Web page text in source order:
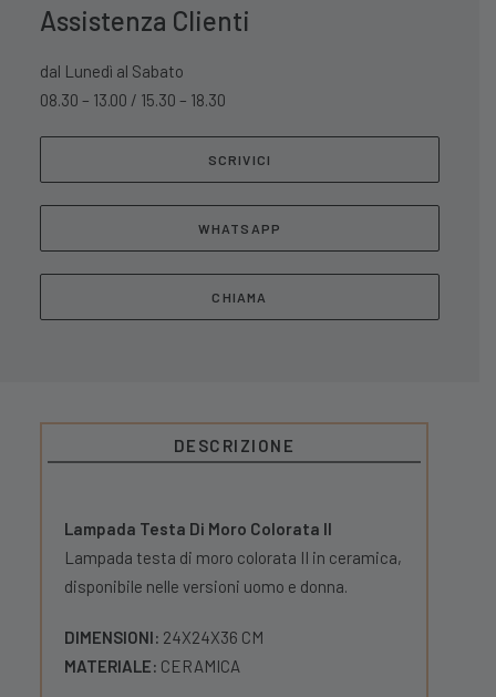
Assistenza Clienti
dal Lunedì al Sabato
08.30 – 13.00 / 15.30 – 18.30
SCRIVICI
WHATSAPP
CHIAMA
DESCRIZIONE
Lampada Testa Di Moro Colorata II
Lampada testa di moro colorata II in ceramica,
disponibile nelle versioni uomo e donna.
DIMENSIONI: 24X24X36 CM
MATERIALE: CERAMICA